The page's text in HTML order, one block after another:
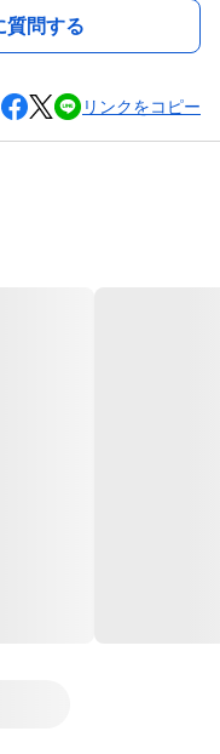
質問する
リンクをコピー